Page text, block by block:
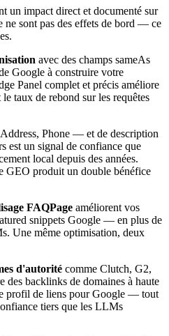
un impact direct et documenté sur
ne sont pas des effets de bord — ce
avec des champs sameAs
Google à construire votre
Panel complet et précis améliore
taux de rebond sur les requêtes
Phone — et de description
est un signal de confiance que
local depuis des années.
GEO produit un double bénéfice
FAQPage améliorent vos
snippets Google — en plus de
Une même optimisation, deux
d'autorité comme Clutch, G2,
des backlinks de domaines à haute
profil de liens pour Google — tout
tiers que les LLMs